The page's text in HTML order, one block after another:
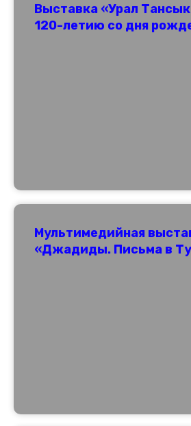
Выставка «Урал
120-летию со дня
Мультимедийная
«Джадиды. Письма в